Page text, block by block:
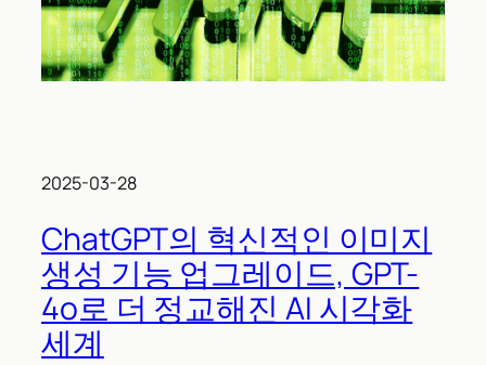
2025-03-28
ChatGPT의 혁신적인 이미지
생성 기능 업그레이드, GPT-
4o로 더 정교해진 AI 시각화
세계